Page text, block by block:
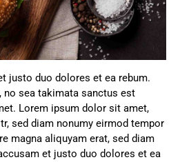
justo duo dolores et ea rebum.
no sea takimata sanctus est
Lorem ipsum dolor sit amet,
sed diam nonumy eirmod tempor
magna aliquyam erat, sed diam
et justo duo dolores et ea